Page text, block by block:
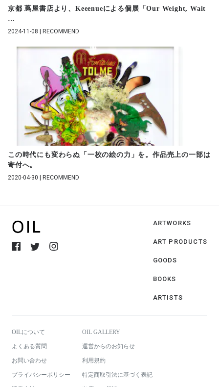
京都 蔦屋書店より、Keeenueによる個展「Our Weight, Wait
…
2024-11-08 | RECOMMEND
この時代にも変わらぬ「一枚の絵の力」を。作品売上の一部は
寄付へ。
2020-04-30 | RECOMMEND
ARTWORKS
ART PRODUCTS
GOODS
BOOKS
ARTISTS
OILについて OIL GALLERY
よくある質問 運営からのお知らせ
お問い合わせ 利用規約
プライバシーポリシー 特定商取引法に基づく表記